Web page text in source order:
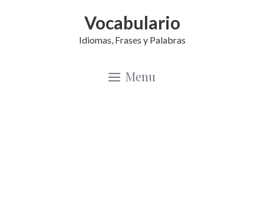
Vocabulario
Idiomas, Frases y Palabras
Menu